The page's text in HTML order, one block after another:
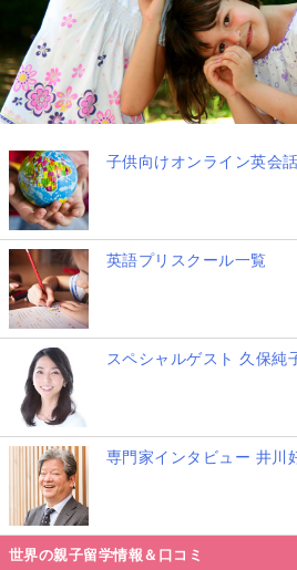
子供向けオンライン英会話
英語プリスクール一覧
スペシャルゲスト 久保純
専門家インタビュー 井川
世界の親子留学情報＆口コミ